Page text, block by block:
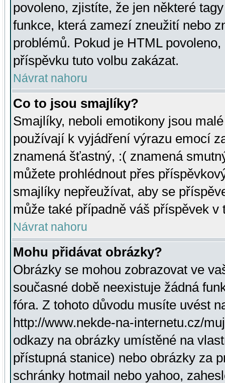
povoleno, zjistíte, že jen některé
funkce, která zamezí zneužití nebo
problémů. Pokud je HTML
příspěvku tuto volbu zakázat.
Návrat nahoru
Co to jsou smajlíky?
Smajlíky, neboli emotikony jsou
používají k vyjádření výrazu emocí
znamená šťastný, :( znamená
můžete prohlédnout přes
smajlíky nepřeužívat, aby se
může také případně váš příspěvek v
Návrat nahoru
Mohu přidávat obrázky?
Obrázky se mohou zobrazovat ve
současné době neexistuje žádná
fóra. Z tohoto důvodu musíte uvést
http://www.nekde-na-internetu.cz/
odkazy na obrázky umístěné na
přístupná stanice) nebo obrázky za
schránky hotmail nebo yahoo,